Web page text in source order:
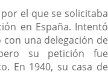
el que se solicitaba
en España. Intentó
una delegación de
su petición fue
En 1940, su casa de